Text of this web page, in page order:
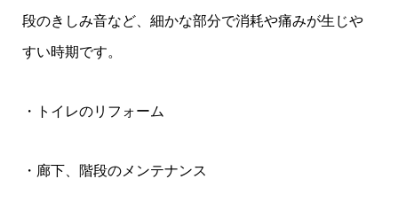
段のきしみ音など、細かな部分で消耗や痛みが生じや
すい時期です。
・トイレのリフォーム
・廊下、階段のメンテナンス